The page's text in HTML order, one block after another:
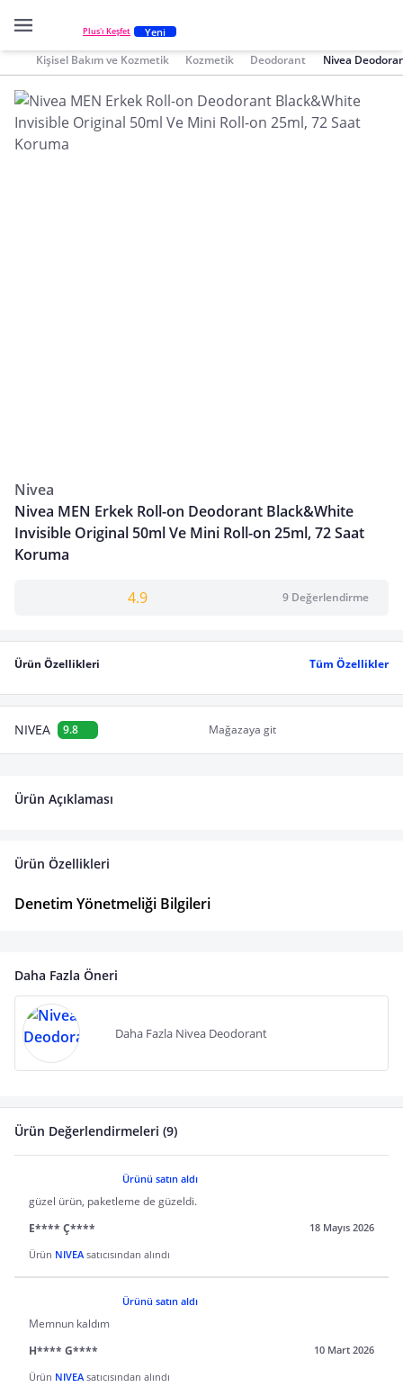
Plus'ı Keşfet Yeni
Kişisel Bakım ve Kozmetik Kozmetik Deodorant Nivea
Nivea
Nivea MEN Erkek Roll-on Deodorant Black&White
Invisible Original 50ml Ve Mini Roll-on 25ml, 72 Saat
Koruma
4.9 9 Değerlendirme
Ürün Özellikleri Tüm Özellikler
NIVEA 9.8 Mağazaya git
Ürün Açıklaması
Ürün Özellikleri
Denetim Yönetmeliği Bilgileri
Daha Fazla Öneri
Daha Fazla Nivea Deodorant
Ürün Değerlendirmeleri (9)
Ürünü satın aldı
güzel ürün, paketleme de güzeldi.
E**** Ç****
18 Mayıs 2026
Ürün NIVEAsatıcısından alındı
Ürünü satın aldı
Memnun kaldım
H**** G****
10 Mart 2026
Ürün NIVEAsatıcısından alındı